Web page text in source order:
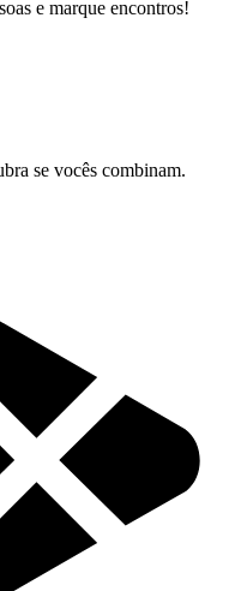
e marque encontros!
se vocês combinam.